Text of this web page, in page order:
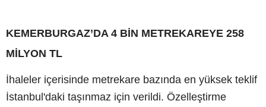
KEMERBURGAZ’DA 4 BİN METREKAREYE 258
MİLYON TL
İhaleler içerisinde metrekare bazında en yüksek teklif
İstanbul'daki taşınmaz için verildi. Özelleştirme